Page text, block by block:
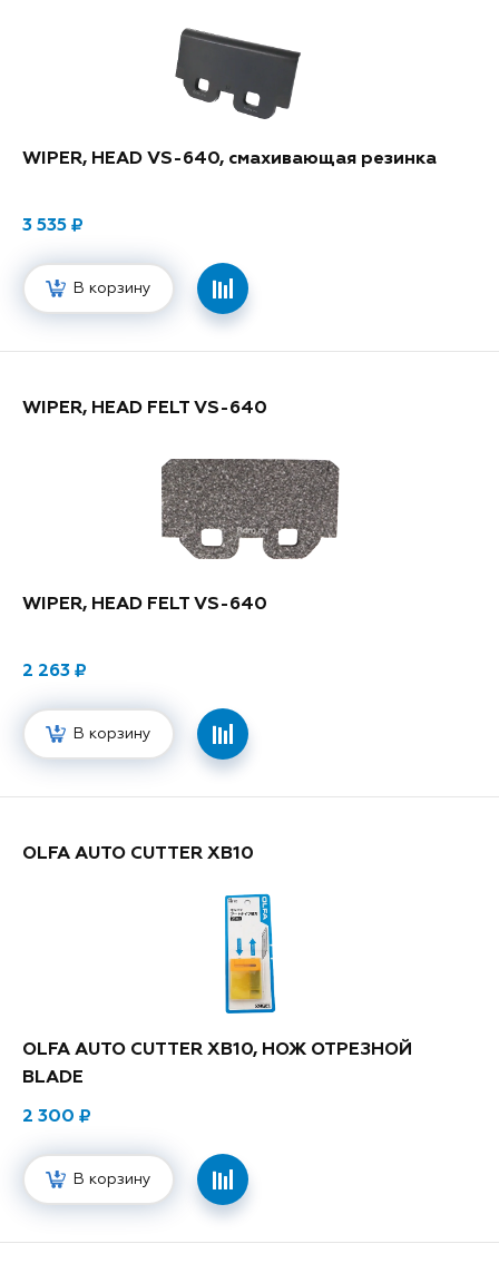
WIPER, HEAD VS-640, смахивающая резинка
3 535
В корзину
WIPER, HEAD FELT VS-640
WIPER, HEAD FELT VS-640
2 263
В корзину
OLFA AUTO CUTTER XB10
OLFA AUTO CUTTER XB10, НОЖ ОТРЕЗНОЙ
BLADE
2 300
В корзину